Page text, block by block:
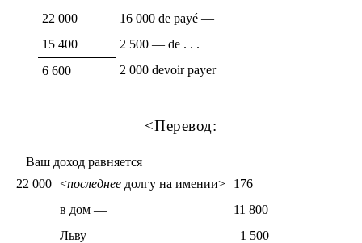
22 000
16 000 de payé —
15 400
2 500 — de . . .
6 600
2 000 devoir payer
<Перевод:
Ваш доход равняется
22 000 <последнее долгу на имении>
176
в дом —
11 800
Льву
1 500